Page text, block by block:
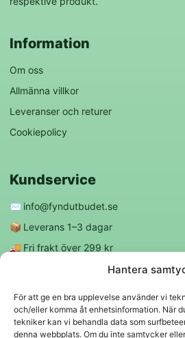
Hantera
För att ge en bra upplevelse använder vi
och/eller komma åt enhetsinformation. När
tekniker kan vi behandla data som
denna webbplats. Om du inte samtycker
Information
Om oss
Allmänna villkor
Leveranser och returer
Cookiepolicy
Kundservice
✉️ info@fyndutbudet.se
📦 Leverans 1–3 dagar
🚚 Fri frakt över 299 kr
Följ oss